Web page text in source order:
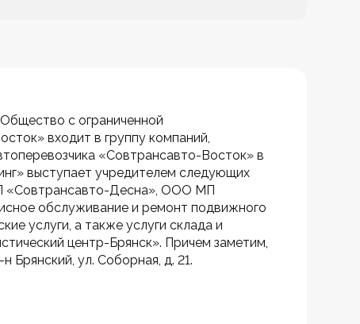
с ограниченной
входит в группу компаний,
«Совтрансавто-Восток» в
выступает учредителем следующих
«Совтрансавто-Десна», ООО МП
обслуживание и ремонт подвижного
услуги, а также услуги склада и
центр-Брянск». Причем заметим,
Брянский, ул. Соборная, д. 21.